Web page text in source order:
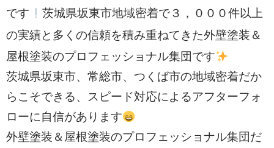
です
茨城県坂東市地域密着で３，０００件以上
の実績と多く の信頼を積み重ねてきた外壁塗装＆
屋根塗装のプロフェッショナル集団です
茨城県坂東市、常総市、つくば市の地域密着だか
らこそできる、スピード対応によるアフターフォ
ローに自信があります
外壁塗装＆屋根塗装のプロフェッショナル集団だ